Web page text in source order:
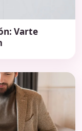
Varte